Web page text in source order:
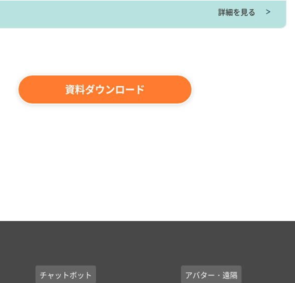
詳細を見る ＞
資料ダウンロード
チャットボット
アバター・遠隔